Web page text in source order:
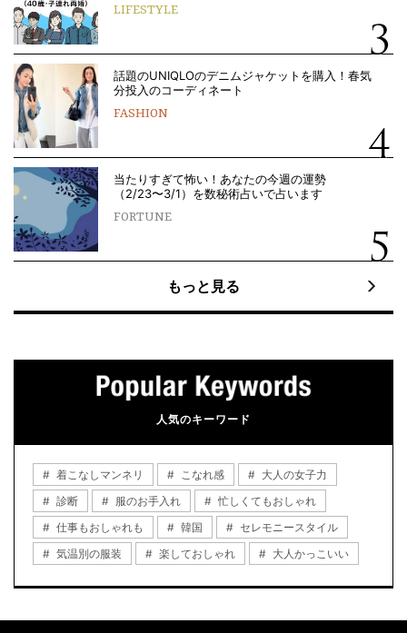
LIFESTYLE
話題のUNIQLOのデニムジャケットを購入！春気
分投入のコーディネート
FASHION
当たりすぎて怖い！あなたの今週の運勢
（2/23〜3/1）を数秘術占いで占います
FORTUNE
もっと見る
人気のキーワード
着こなしマンネリ こなれ感
大人の女子力
診断
服のお手入れ
忙しくてもおしゃれ
仕事もおしゃれも
韓国
セレモニースタイル
気温別の服装
楽しておしゃれ 大人かっこいい